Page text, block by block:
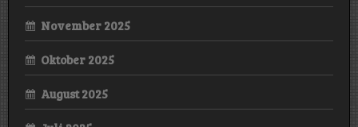
November 2025
Oktober 2025
August 2025